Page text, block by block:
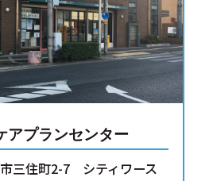
アプランセンター
三住町2-7 シティワース